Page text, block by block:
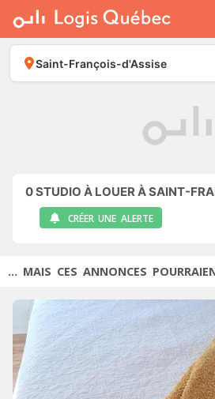
À LOUER
À VENDRE
PLACER UNE ANNONCE
Saint-François-d'Assise
0STUDIO À LOUER À SAINT-
CRÉER UNE ALERTE
... MAIS CES ANNONCES